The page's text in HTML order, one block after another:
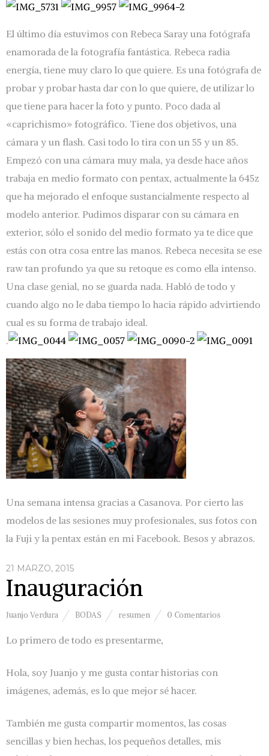
El último día estuvimos con Rebeca Saray una fotógrafa
enamorada de la fotografía fantástica. Rebeca radia
energía, tiene muy claro lo que quiere. Es una fotógrafa de
probar y probar hasta dar con lo que quiere, de utilizar lo
que tiene para hacer la foto y punto. Poco dada al
«caprichismo» fotográfico. Tiene dos objetivos, una
cámara y un flash. Casi todo lo tira con un 55 y un 85.
Empezó con una cámara muy mala, ya desde hace años
trabaja en medio formato con pentax, actualmente la 645z
que ha mejorado el enfoque sustancialmente respecto al
modelo anterior. Pudimos disparar con su cámara en
exterior, sólo el sonido del medio formato ya te dice que
estás con otra cosa entre las manos. Rebeca necesita se ese
raw tan profundo ya que su retoque es como ella intenso.
Una clase genial, no se guarda nada. Habló de todo y
cuando algo no le daba tiempo lo hacia rápido advirtiendo
cual es su forma de trabajo ideal.
.
Una semana intensa gracias a Casanova. Por cierto las
modelos de las sesiones muy profesionales, sus fotos con
la Fuji y la pentax están en mi Facebook. Besos y abrazos.
21 MARZO, 2015
Inauguración
Juanjo Verdura BODAS resumen 0 Comentarios
Lo primero de todo es presentarme,
Hola, soy Juanjo y me gusta contar historias con
imágenes, además, es lo que mejor sé hacer.
También me gusta compartir momentos, las cosas
sencillas y bien hechas, los pequeños detalles, mis